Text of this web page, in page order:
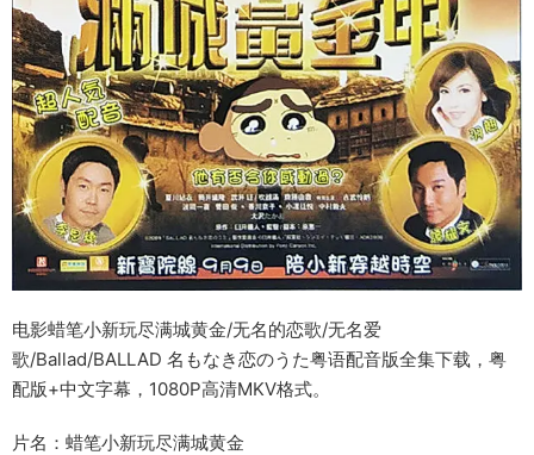
电影蜡笔小新玩尽满城黄金/无名的恋歌/无名爱
歌/Ballad/BALLAD 名もなき恋のうた粤语配音版全集下载，粤
配版+中文字幕，1080P高清MKV格式。
片名：蜡笔小新玩尽满城黄金